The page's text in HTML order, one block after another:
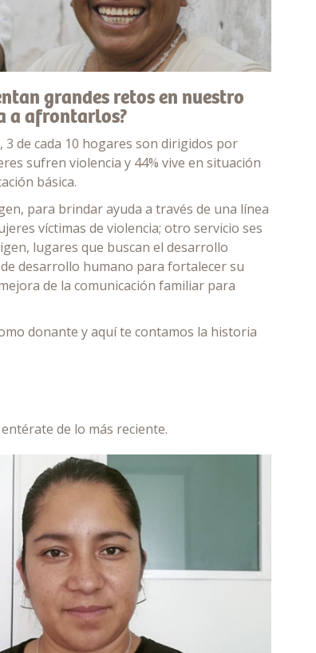
grandes retos en nuestro
a afrontarlos?
3 de cada 10 hogares son dirigidos por
sufren violencia y 44% vive en situación
básica.
para brindar ayuda a través de una línea
víctimas de violencia; otro servicio ses
lugares que buscan el desarrollo
desarrollo humano para fortalecer su
de la comunicación familiar para
donante y aquí te contamos la historia
de lo más reciente.